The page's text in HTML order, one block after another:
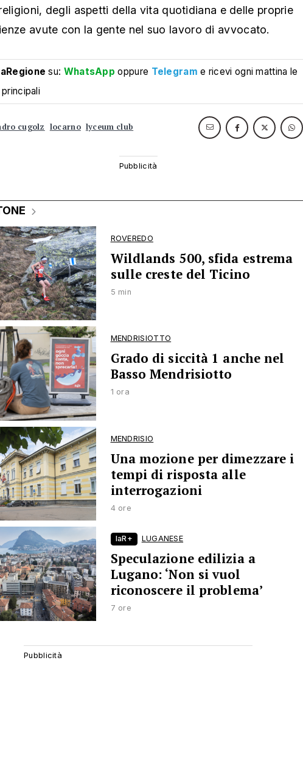
degli aspetti della vita quotidiana e delle proprie
avute con la gente nel suo lavoro di avvocato.
su: WhatsApp oppure Telegram e ricevi ogni mattina le
cugolz locarno lyceum club
ROVEREDO
Wildlands 500, sfida estrema
sulle creste del Ticino
5 min
MENDRISIOTTO
Grado di siccità 1 anche nel
Basso Mendrisiotto
1 ora
MENDRISIO
Una mozione per dimezzare i
tempi di risposta alle
interrogazioni
4 ore
laR+ LUGANESE
Speculazione edilizia a
Lugano: ‘Non si vuol
riconoscere il problema’
7 ore